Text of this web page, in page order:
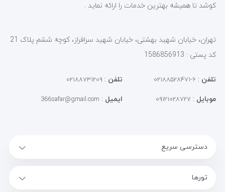
کوشد تا همیشه بهترین خدمات را ارائه نماید .
تهران، خیابان شهید بهشتی، خیابان شهید سرافراز، کوچه ششم پلاک 21
کد پستی : 1586856913
تلفن : ۶-۰۲۱۸۸۵۲۸۴۷۱ تلفن : ۰۲۱۸۸۷۳۱۲۰۹
موبایل : ۰۹۱۲۱۰۲۸۷۲۷ ایمیل :
366safar@gmail.com
دسترسی سریع
تورها